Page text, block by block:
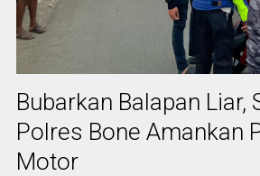
Bubarkan Balapan Liar,
Polres Bone Amankan
Motor